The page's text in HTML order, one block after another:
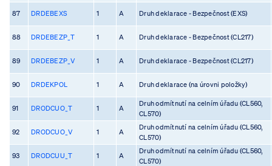
87 DRDEBEXS 1 A Druh deklarace - Bezpečnost (EXS)
88 DRDEBEZP_T 1 A Druh deklarace - Bezpečnost (CL217)
89 DRDEBEZP_V 1 A Druh deklarace - Bezpečnost (CL217)
90 DRDEKPOL 1 A Druh deklarace (na úrovni položky)
91 DRODCUO_T 1 A
Druh odmítnutí na celním úřadu (CL560,
CL570)
92 DRODCUO_V 1 A
Druh odmítnutí na celním úřadu (CL560,
CL570)
93 DRODCUU_T 1 A
Druh odmítnutí na celním úřadu (CL560,
CL570)